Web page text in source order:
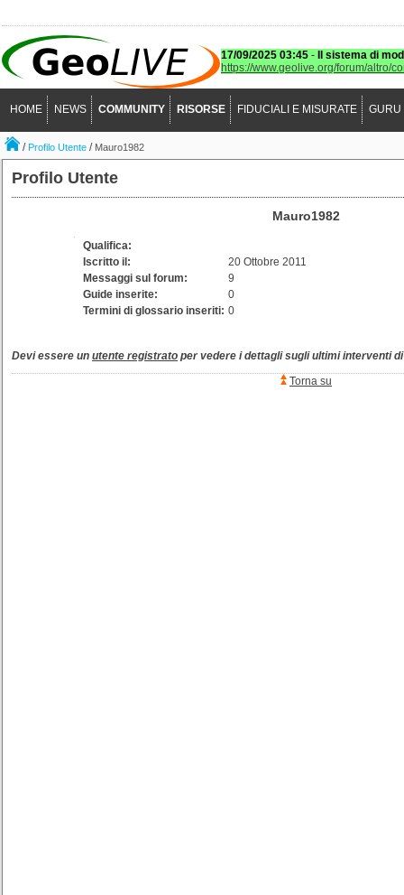
17/09/2025 03:45 -
Il sistema di
https://www.geolive.org/forum/altro/
HOME NEWS COMMUNITY RISORSE FIDUCIALI E MISURATE GURU
/Profilo Utente / Mauro1982
Profilo Utente
Mauro1982
Qualifica:
Iscritto il:
20 Ottobre 2011
Messaggi sul forum:
9
Guide inserite:
0
Termini di glossario inseriti: 0
Devi essere un utente registrato per vedere i dettagli sugli ultimi interventi
Torna su